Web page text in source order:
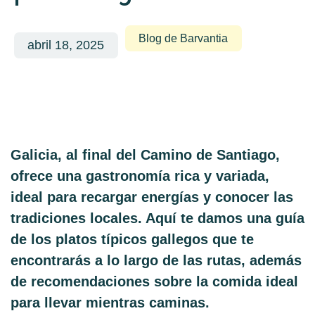
abril 18, 2025 Blog de Barvantia
Galicia, al final del Camino de Santiago,
ofrece una gastronomía rica y variada,
ideal para recargar energías y conocer las
tradiciones locales. Aquí te damos una guía
de los platos típicos gallegos que te
encontrarás a lo largo de las rutas, además
de recomendaciones sobre la comida ideal
para llevar mientras caminas.